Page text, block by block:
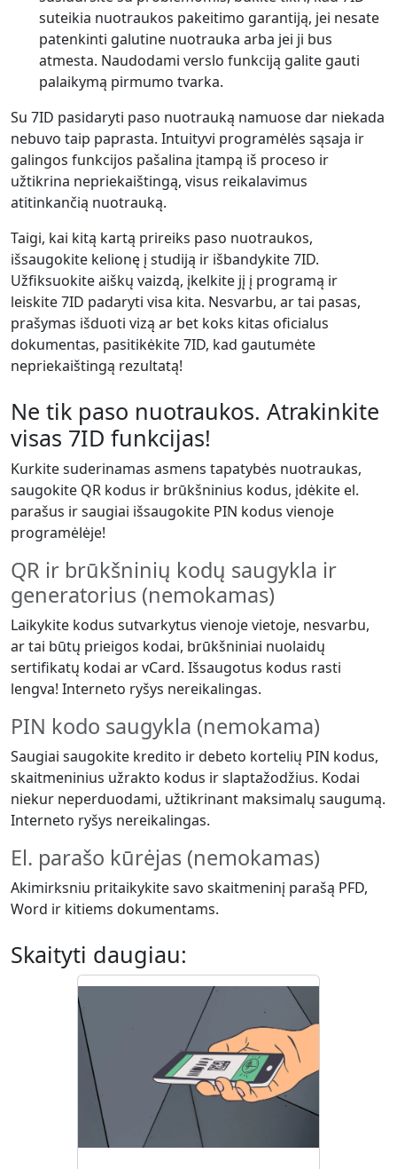
suteikia nuotraukos pakeitimo garantiją, jei nesate
patenkinti galutine nuotrauka arba jei ji bus
atmesta. Naudodami verslo funkciją galite gauti
palaikymą pirmumo tvarka.
Su 7ID pasidaryti paso nuotrauką namuose dar niekada
nebuvo taip paprasta. Intuityvi programėlės sąsaja ir
galingos funkcijos pašalina įtampą iš proceso ir
užtikrina nepriekaištingą, visus reikalavimus
atitinkančią nuotrauką.
Taigi, kai kitą kartą prireiks paso nuotraukos,
išsaugokite kelionę į studiją ir išbandykite 7ID.
Užfiksuokite aiškų vaizdą, įkelkite jį į programą ir
leiskite 7ID padaryti visa kita. Nesvarbu, ar tai pasas,
prašymas išduoti vizą ar bet koks kitas oficialus
dokumentas, pasitikėkite 7ID, kad gautumėte
nepriekaištingą rezultatą!
Ne tik paso nuotraukos. Atrakinkite
visas 7ID funkcijas!
Kurkite suderinamas asmens tapatybės nuotraukas,
saugokite QR kodus ir brūkšninius kodus, įdėkite el.
parašus ir saugiai išsaugokite PIN kodus vienoje
programėlėje!
QR ir brūkšninių kodų saugykla ir
generatorius (nemokamas)
Laikykite kodus sutvarkytus vienoje vietoje, nesvarbu,
ar tai būtų prieigos kodai, brūkšniniai nuolaidų
sertifikatų kodai ar vCard. Išsaugotus kodus rasti
lengva! Interneto ryšys nereikalingas.
PIN kodo saugykla (nemokama)
Saugiai saugokite kredito ir debeto kortelių PIN kodus,
skaitmeninius užrakto kodus ir slaptažodžius. Kodai
niekur neperduodami, užtikrinant maksimalų saugumą.
Interneto ryšys nereikalingas.
El. parašo kūrėjas (nemokamas)
Akimirksniu pritaikykite savo skaitmeninį parašą PFD,
Word ir kitiems dokumentams.
Skaityti daugiau: